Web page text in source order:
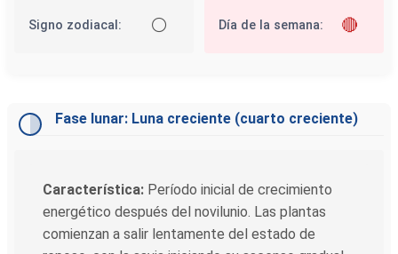
Signo zodiacal: ⚪ Día de la semana: 🔴
Fase lunar: Luna creciente (cuarto creciente)
Característica: Período inicial de crecimiento
energético después del novilunio. Las plantas
comienzan a salir lentamente del estado de